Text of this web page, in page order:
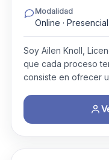
Modalidad
Online ·
Soy Ailen Knoll,
que cada proceso
consiste en ofrecer